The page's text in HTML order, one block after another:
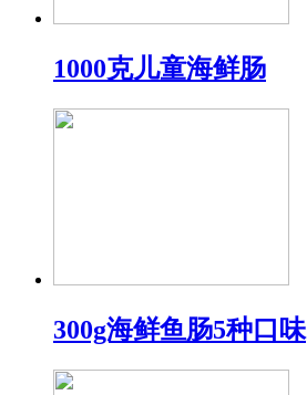
1000克儿童海鲜肠
300g海鲜鱼肠5种口味